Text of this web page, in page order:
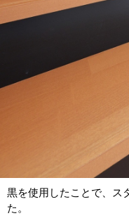
黒を使用したことで、ス
た。